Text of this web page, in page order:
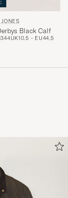
Black Calf
44UK10.5 - EU44,5